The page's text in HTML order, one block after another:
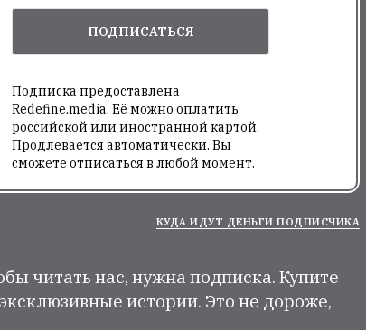
ПОДПИСАТЬСЯ
Подписка предоставлена
Redefine.media. Её можно оплатить
российской или иностранной картой.
Продлевается автоматически. Вы
сможете отписаться в любой момент.
КУДА ИДУТ ДЕНЬГИ ПОДПИСЧИКА
читать нас, нужна подписка. Купите
истории. Это не дороже,